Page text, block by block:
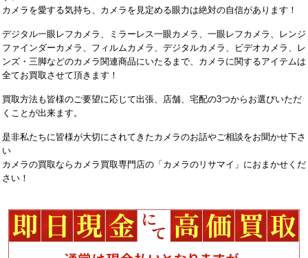
カメラを愛する気持ち、カメラを見定める眼力は絶対の自信があります！
デジタル一眼レフカメラ、ミラーレス一眼カメラ、一眼レフカメラ、レンジ
ファインダーカメラ、フィルムカメラ、デジタルカメラ、ビデオカメラ、レ
ンズ・三脚などのカメラ関連商品にいたるまで、カメラに関するアイテムは
全てお買取させて頂きます！
買取方法も皆様のご要望に応じて出張、店舗、宅配の3つからお選びいただ
くことが出来ます。
是非私たちに皆様が大切にされてきたカメラのお話やご相談をお聞かせ下さ
い
カメラの買取ならカメラ買取専門店の「カメラのリサマイ」におまかせくだ
さい！